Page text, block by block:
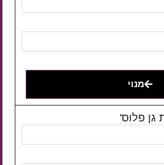
מנוי
גן פלוס'